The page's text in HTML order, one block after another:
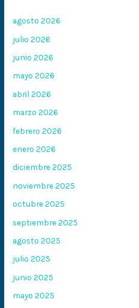
agosto 2026
julio 2026
junio 2026
mayo 2026
abril 2026
marzo 2026
febrero 2026
enero 2026
diciembre 2025
noviembre 2025
octubre 2025
septiembre 2025
agosto 2025
julio 2025
junio 2025
mayo 2025